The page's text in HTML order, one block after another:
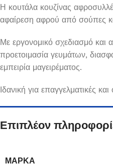
Η κουτάλα κουζίνας
αφαίρεση αφρού από σούπες
Με εργονομικό σχεδιασμό και
προετοιμασία γευμάτων,
εμπειρία μαγειρέματος.
Ιδανική για επαγγελματικές και
Επιπλέον
ΜΆΡΚΑ